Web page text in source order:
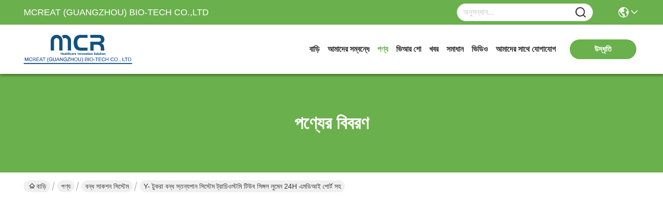
MCREAT (GUANGZHOU) BIO-TECH CO.,LTD
বাড়ি আমাদের সম্বন্ধে পণ্য ভিআর শো খবর সমাধান ভিডিও আমাদের সাথে যোগাযোগ উদ্ধৃতি
পণ্যের বিবরণ
বাড়ি পণ্য বন্ধ সাকশন সিস্টেম Y- টুকরা বন্ধ স্তন্যপান সিস্টেম ট্রাচিওস্টমি টিউব সিঙ্গল লুমেন 24H এমডিআই পোর্ট সহ